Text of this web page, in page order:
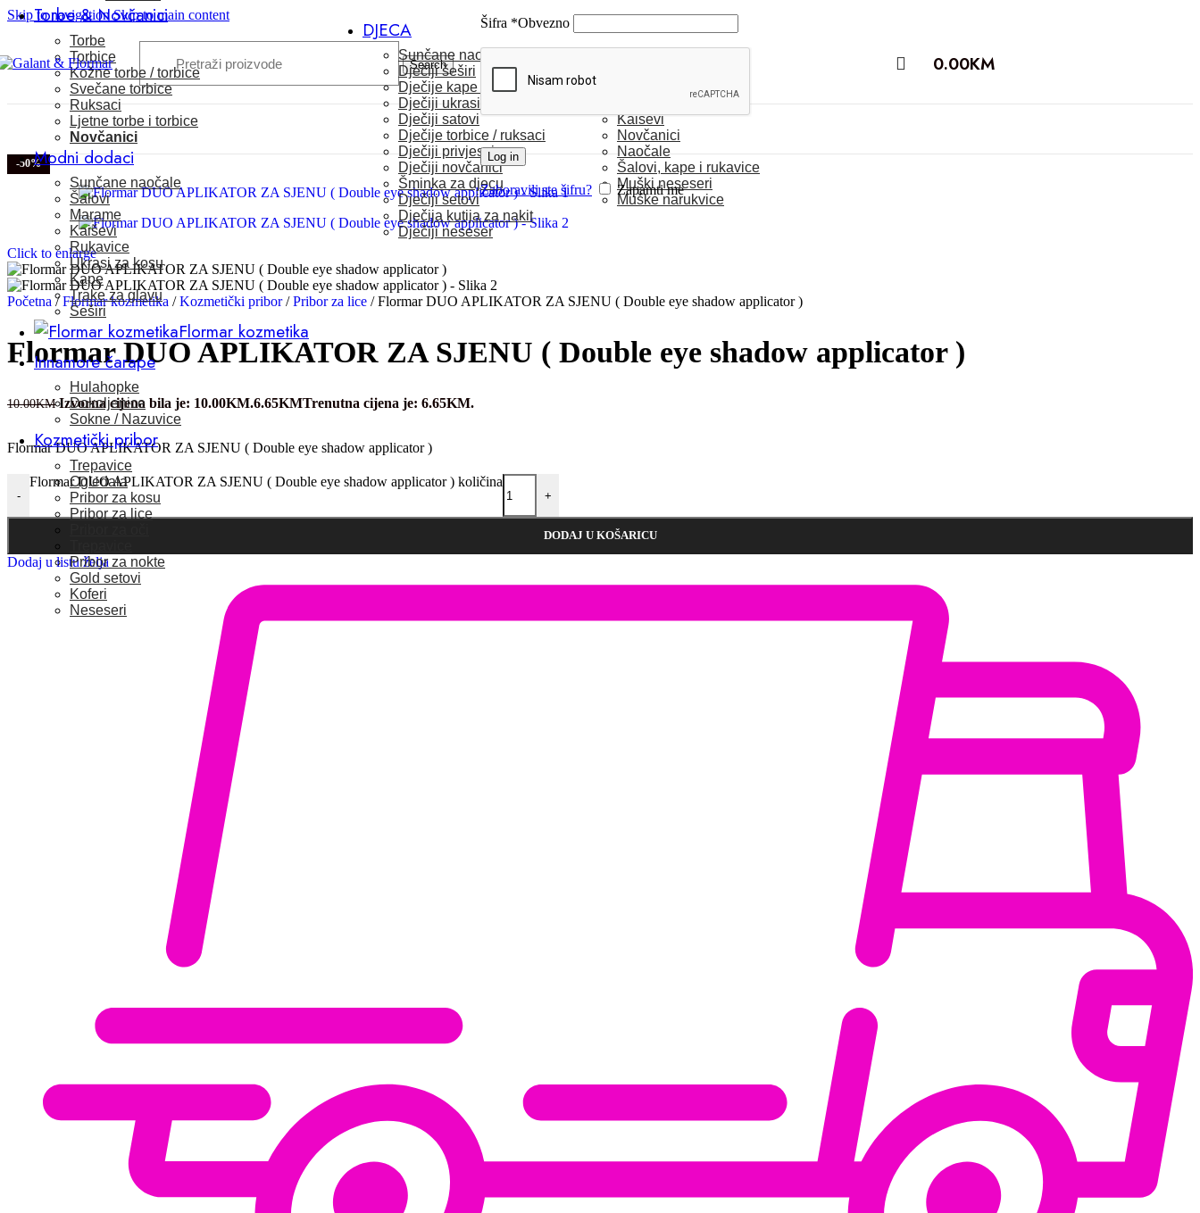
Skip to navigationSkip to main content
Search
Šifra *Obvezno
Log in
Zaboravili ste šifru? Zapamti me
0.00KM
Torbe & Novčanici
Torbe
Torbice
Kožne torbe / torbice
Svečane torbice
Ruksaci
Ljetne torbe i torbice
Novčanici
Modni dodaci
Sunčane naočale
Šalovi
Marame
Kaiševi
Rukavice
Ukrasi za kosu
Kape
Trake za glavu
Šeširi
Flormar kozmetika
Innamore čarape
Hulahopke
Dokoljenice
Sokne / Nazuvice
Kozmetički pribor
Trepavice
Ogledala
Pribor za kosu
Pribor za lice
Pribor za nokte
Gold setovi
Koferi
Neseseri
DJECA
Sunčane naočale
Dječiji šeširi
Dječije kape / rukavice
Dječiji ukrasi za kosu
Dječiji satovi
Dječije torbice / ruksaci
Dječiji privjesci
Dječiji novčanici
Šminka za djecu
Dječiji setovi
Dječija kutija za nakit
Dječiji neseser
Kaiševi
Novčanici
Naočale
Šalovi, kape i rukavice
Muški neseseri
Muške narukvice
-50%
Click to enlarge
Početna/ Flormar kozmetika / Kozmetički pribor/ Pribor za lice / Flormar DUO APLIKATOR ZA SJENU ( Double eye shadow applicator )
Flormar DUO APLIKATOR ZA SJENU ( Double eye shadow applicator )
10.00KM Izvorna cijena bila je: 10.00KM.6.65KMTrenutna cijena je: 6.65KM.
Flormar DUO APLIKATOR ZA SJENU ( Double eye shadow applicator )
-
Flormar DUO APLIKATOR ZA SJENU ( Double eye shadow applicator ) količina
+
DODAJ U KOŠARICU
Dodaj u listu želja